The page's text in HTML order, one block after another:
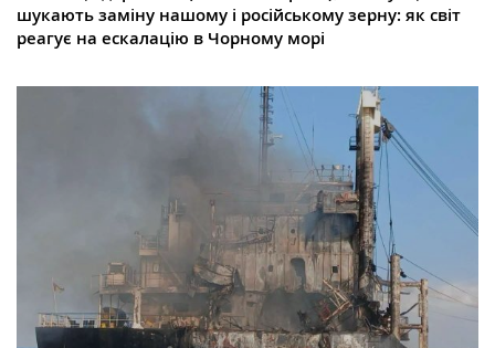
шукають заміну нашому і російському зерну: як світ
реагує на ескалацію в Чорному морі